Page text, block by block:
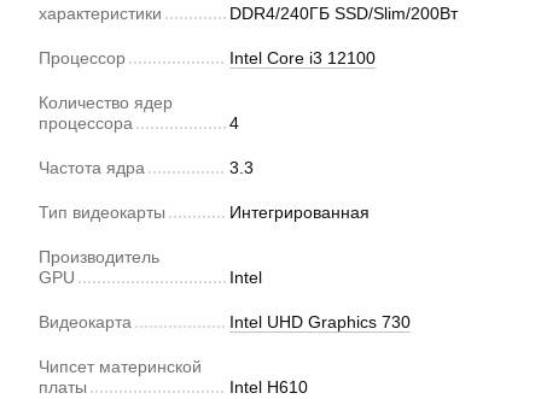
характеристики
DDR4/240ГБ SSD/Slim/200Вт
Процессор Intel Core i3 12100
Количество ядер
процессора
4
Частота ядра 3.3
Тип видеокарты Интегрированная
Производитель
GPU
Intel
Видеокарта Intel UHD Graphics 730
Чипсет материнской
платы
Intel H610